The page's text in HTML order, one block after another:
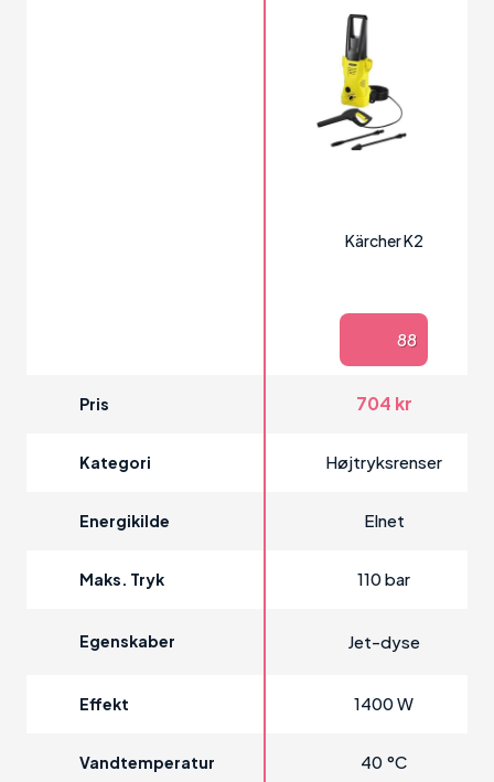
Kärcher K2
88
Pris 704 kr
Kategori Højtryksrenser
Energikilde Elnet
Maks. Tryk 110 bar
Egenskaber Jet-dyse
Effekt 1400 W
Vandtemperatur 40 °C